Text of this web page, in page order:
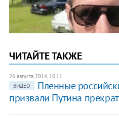
ЧИТАЙТЕ ТАКЖЕ
26 августа 2014, 10:11
ВИДЕО
Пленные
призвали Путина